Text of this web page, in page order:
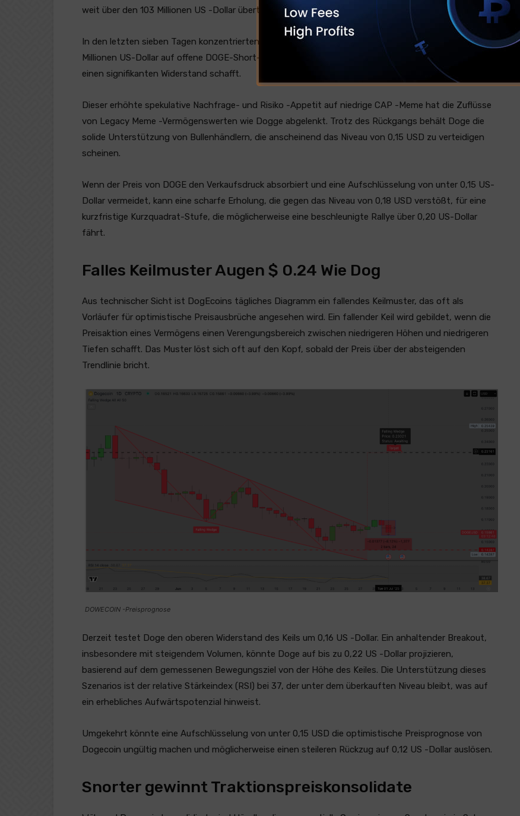
weit über den 103 Millionen US -Dollar übertreffen.
In den letzten sieben Tagen konzentrierten sich Short-Seller in den letzten sieben Tagen über 60
Millionen US-Dollar auf offene DOGE-Short-Positionen, wodurch bei der Marke von 0,18 US-Dollar
einen signifikanten Widerstand schafft.
Dieser erhöhte spekulative Nachfrage- und Risiko -Appetit auf niedrige CAP -Meme hat die Zuflüsse
von Legacy Meme -Vermögenswerten wie Dogge abgelenkt. Trotz des Rückgangs behält Doge die
solide Unterstützung von Bullenhändlern, die anscheinend das Niveau von 0,15 USD zu verteidigen
scheinen.
Wenn der Preis von DOGE den Verkaufsdruck absorbiert und eine Aufschlüsselung von unter 0,15 US-
Dollar vermeidet, kann eine scharfe Erholung, die gegen das Niveau von 0,18 USD verstößt, für eine
kurzfristige Kurzquadrat-Stufe, die möglicherweise eine beschleunigte Rallye über 0,20 US-Dollar
fährt.
Falles Keilmuster Augen $ 0.24 Wie Dog
Aus technischer Sicht ist DogEcoins tägliches Diagramm ein fallendes Keilmuster, das oft als
Vorläufer für optimistische Preisausbrüche angesehen wird. Ein fallender Keil wird gebildet, wenn die
Preisaktion eines Vermögens einen Verengungsbereich zwischen niedrigeren Höhen und niedrigeren
Tiefen schafft. Das Muster löst sich oft auf den Kopf, sobald der Preis über der absteigenden
Trendlinie bricht.
DOWECOIN -Preisprognose
Derzeit testet Doge den oberen Widerstand des Keils um 0,16 US -Dollar. Ein anhaltender Breakout,
insbesondere mit steigendem Volumen, könnte Doge auf bis zu 0,22 US -Dollar projizieren,
basierend auf dem gemessenen Bewegungsziel von der Höhe des Keiles. Die Unterstützung dieses
Szenarios ist der relative Stärkeindex (RSI) bei 37, der unter dem überkauften Niveau bleibt, was auf
ein erhebliches Aufwärtspotenzial hinweist.
Umgekehrt könnte eine Aufschlüsselung von unter 0,15 USD die optimistische Preisprognose von
Dogecoin ungültig machen und möglicherweise einen steileren Rückzug auf 0,12 US -Dollar auslösen.
Snorter gewinnt Traktionspreiskonsolidate